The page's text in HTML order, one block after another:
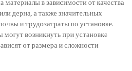
материалы в зависимости от качества
дерна, а также значительных
и трудозатраты по установке.
возникнуть при установке
от размера и сложности